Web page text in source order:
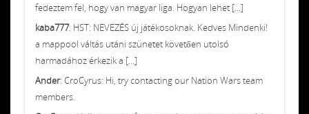
fedeztem fel, hogy van magyar liga. Hogyan lehet [...]
kaba777: HST: NEVEZÉS új játékosoknak. Kedves Mindenki!
a mappool váltás utáni szünetet követően utolsó
harmadához érkezik a [...]
Ander: CroCyrus: Hi, try contacting our Nation Wars team
members.